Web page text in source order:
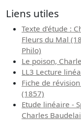
Liens utiles
Texte d’étude :
Fleurs du Mal
Philo)
Le poison,
LL3 Lecture
Fiche de
(1857)
Etude linéaire -
Charles